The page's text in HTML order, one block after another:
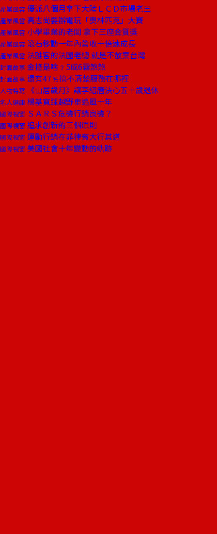
產業風雲 優派八個月拿下大陸ＬＣＤ市場老三
產業風雲 高志尚要辦電玩「奧林匹克」大賽
產業風雲 小學畢業的老闆 拿下三座金質獎
產業風雲 滾石移動一年內營收十倍速成長
產業風雲 法雅客的法國老總 就是不放棄台灣
封面故事 金控是啥﹖5成6霧煞煞
封面故事 還有47﹪搞不清楚服務在哪裡
人物特寫 《山居歲月》讓李紹唐決心五十歲退休
名人健康 楊基寬踩越野車追風十年
國際視窗 ＳＡＲＳ危機行銷良機？
國際視窗 追求創新的三個原則
國際視窗 運動行銷在菲律賓大行其道
國際視窗 美國社會十年變動的軌跡